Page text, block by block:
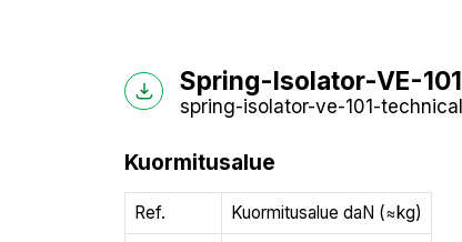
Spring-Isolator-VE-
spring-isolator-ve-101-
Kuormitusalue
Ref.
Kuormitusalue daN (≈kg)